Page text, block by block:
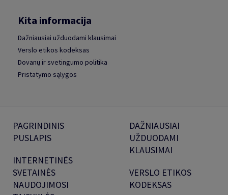
Kita informacija
Dažniausiai užduodami klausimai
Verslo etikos kodeksas
Dovanų ir svetingumo politika
Pristatymo sąlygos
PAGRINDINIS
PUSLAPIS
INTERNETINĖS
SVETAINĖS
NAUDOJIMOSI
DAŽNIAUSIAI
UŽDUODAMI
KLAUSIMAI
VERSLO ETIKOS
KODEKSAS